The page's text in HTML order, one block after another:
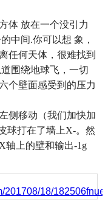
体 放在一个没引力
中间.你可以想 象，
任何天体，很难找到
围绕地球飞，一切
个壁面感受到的压力
侧移动（我们加快加
球打在了墙上X-。然
X轴上的壁和输出-1g